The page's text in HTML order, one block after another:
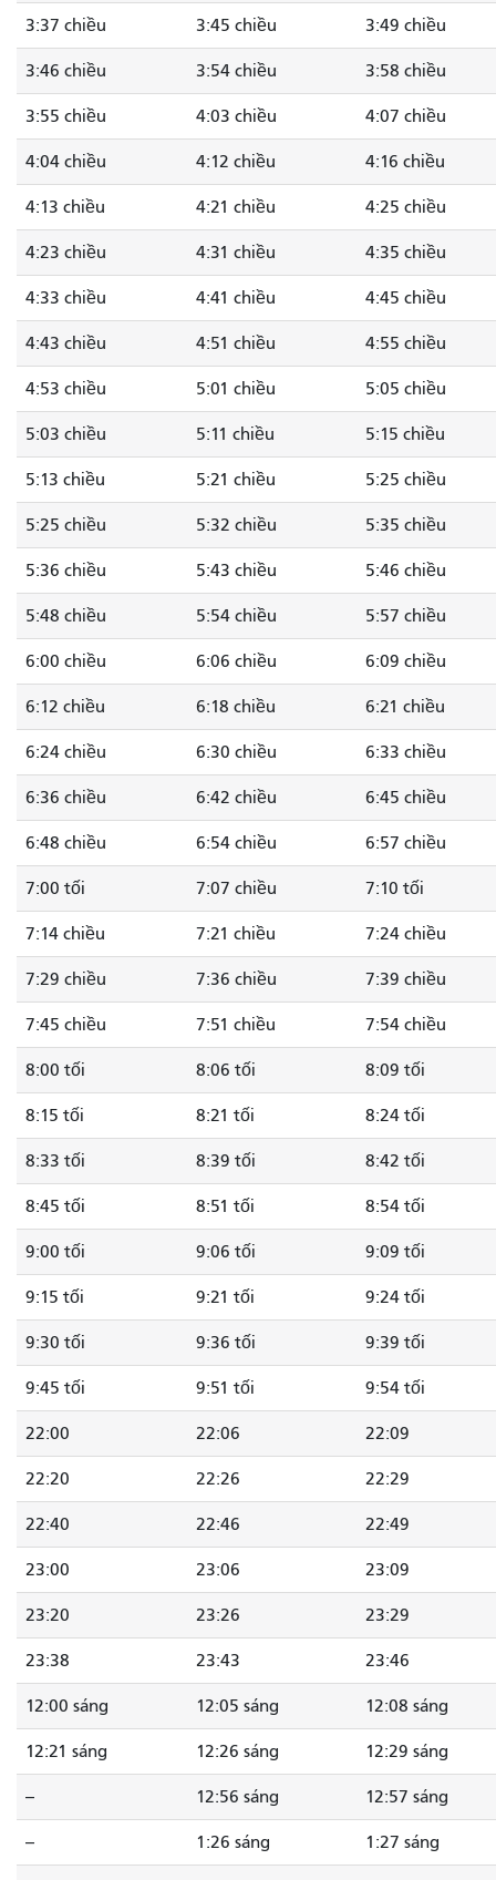
3:37 chiều 3:45 chiều 3:49 chiều
3:46 chiều 3:54 chiều 3:58 chiều
3:55 chiều 4:03 chiều 4:07 chiều
4:04 chiều 4:12 chiều 4:16 chiều
4:13 chiều 4:21 chiều 4:25 chiều
4:23 chiều 4:31 chiều 4:35 chiều
4:33 chiều 4:41 chiều 4:45 chiều
4:43 chiều 4:51 chiều 4:55 chiều
4:53 chiều 5:01 chiều 5:05 chiều
5:03 chiều 5:11 chiều 5:15 chiều
5:13 chiều 5:21 chiều 5:25 chiều
5:25 chiều 5:32 chiều 5:35 chiều
5:36 chiều 5:43 chiều 5:46 chiều
5:48 chiều 5:54 chiều 5:57 chiều
6:00 chiều 6:06 chiều 6:09 chiều
6:12 chiều 6:18 chiều 6:21 chiều
6:24 chiều 6:30 chiều 6:33 chiều
6:36 chiều 6:42 chiều 6:45 chiều
6:48 chiều 6:54 chiều 6:57 chiều
7:00 tối 7:07 chiều 7:10 tối
7:14 chiều 7:21 chiều 7:24 chiều
7:29 chiều 7:36 chiều 7:39 chiều
7:45 chiều 7:51 chiều 7:54 chiều
8:00 tối 8:06 tối 8:09 tối
8:15 tối 8:21 tối 8:24 tối
8:33 tối 8:39 tối 8:42 tối
8:45 tối 8:51 tối 8:54 tối
9:00 tối 9:06 tối 9:09 tối
9:15 tối 9:21 tối 9:24 tối
9:30 tối 9:36 tối 9:39 tối
9:45 tối 9:51 tối 9:54 tối
22:00 22:06 22:09
22:20 22:26 22:29
22:40 22:46 22:49
23:00 23:06 23:09
23:20 23:26 23:29
23:38 23:43 23:46
12:00 sáng 12:05 sáng 12:08 sáng
12:21 sáng 12:26 sáng 12:29 sáng
-- 12:56 sáng 12:57 sáng
-- 1:26 sáng 1:27 sáng